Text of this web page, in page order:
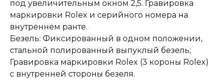
под увеличительным окном 2,5. Гравировка
маркировки Rolex и серийного номера на
внутреннем ранте.
Безель: Фиксированный в одном положении,
стальной полированный выпуклый безель;
Гравировка маркировки Rolex (3 короны Rolex)
с внутренней стороны безеля.